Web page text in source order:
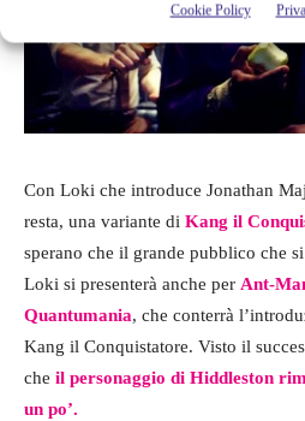
Cookie Policy
Con Loki che introduce Jonathan
resta, una variante di Kang il
sperano che il grande pubblico che
Loki si presenterà anche per Ant-
Quantumania, che conterrà
Kang il Conquistatore. Visto il
che il personaggio di Hiddleston
un po’.